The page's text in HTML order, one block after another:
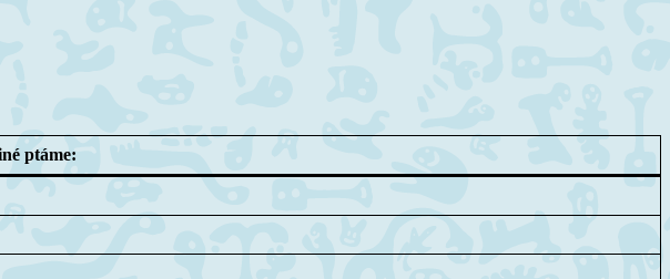
ptáme: